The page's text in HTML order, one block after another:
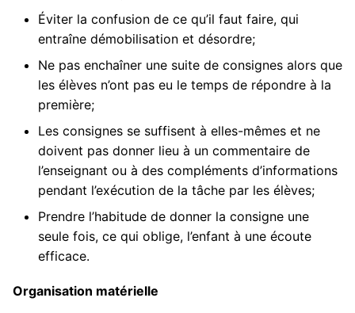
Éviter la confusion de ce qu’il faut faire, qui
entraîne démobilisation et désordre;
Ne pas enchaîner une suite de consignes alors que
les élèves n’ont pas eu le temps de répondre à la
première;
Les consignes se suffisent à elles-mêmes et ne
doivent pas donner lieu à un commentaire de
l’enseignant ou à des compléments d’informations
pendant l’exécution de la tâche par les élèves;
Prendre l’habitude de donner la consigne une
seule fois, ce qui oblige, l’enfant à une écoute
efficace.
Organisation matérielle